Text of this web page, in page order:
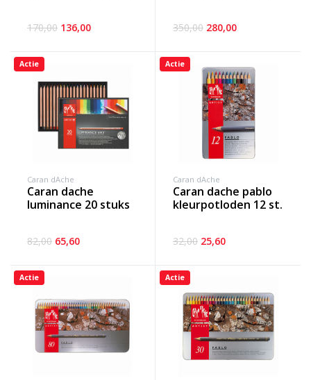
170,00 136,00 350,00 280,00
Actie
Caran dAche
caran dache
luminance 20 stuks
82,00 65,60
Actie
Caran dAche
caran dache pablo
kleurpotloden 12 st.
32,00 25,60
Actie Actie